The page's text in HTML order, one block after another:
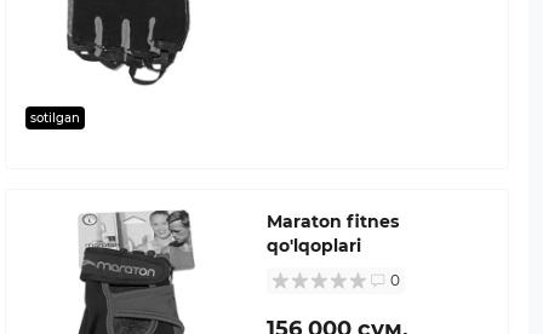
sotilgan
Maraton fitnes
qo'lqoplari
0
156 000 сум.